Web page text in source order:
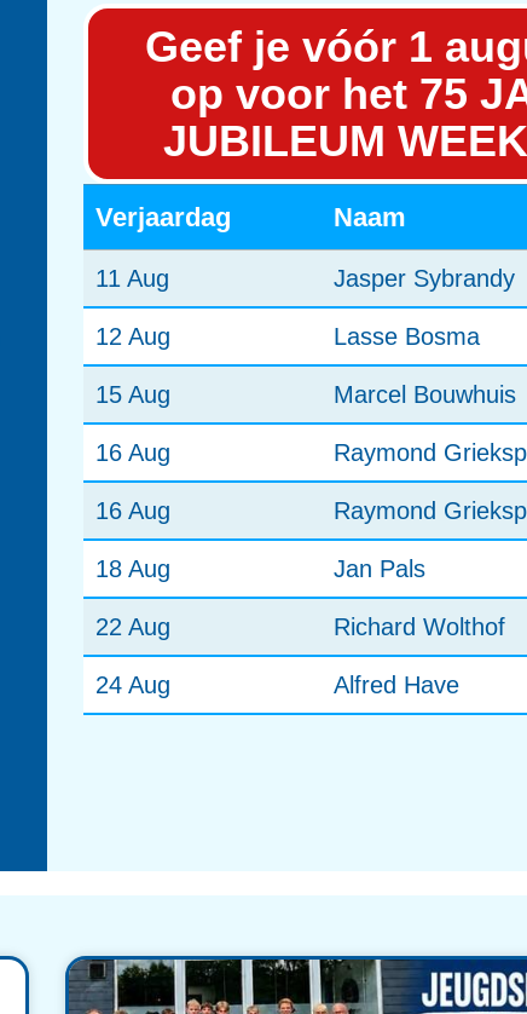
Geef je vóór 1
op voor het 75
JUBILEUM
Verjaardag Naam
11 Aug Jasper Sybrandy
12 Aug Lasse Bosma
15 Aug Marcel Bouwhuis
16 Aug Raymond
16 Aug Raymond
18 Aug Jan Pals
22 Aug Richard Wolthof
24 Aug Alfred Have